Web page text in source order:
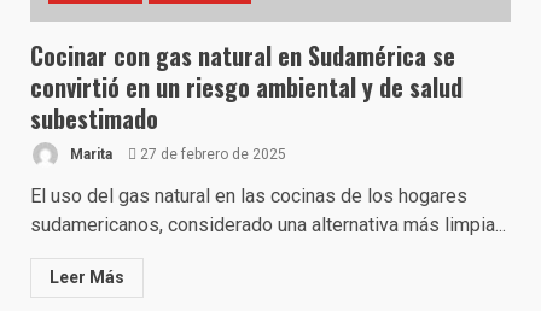
Cocinar con gas natural en Sudamérica se
convirtió en un riesgo ambiental y de salud
subestimado
Marita 27 de febrero de 2025
El uso del gas natural en las cocinas de los hogares
sudamericanos, considerado una alternativa más limpia...
Leer Más